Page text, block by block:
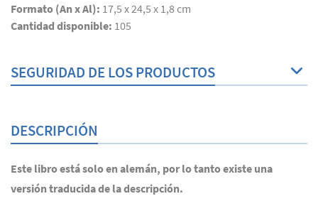
Formato (An x Al): 17,5 x 24,5 x 1,8 cm
Cantidad disponible: 105
SEGURIDAD DE LOS PRODUCTOS
DESCRIPCIÓN
Este libro está solo en alemán, por lo tanto existe una
versión traducida de la descripción.